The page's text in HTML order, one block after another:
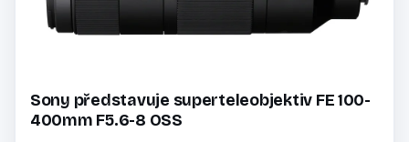
Sony představuje superteleobjektiv FE 100-
400mm F5.6-8 OSS